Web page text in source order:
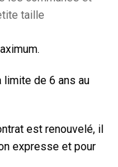
taille
.
limite de 6 ans au
est renouvelé, il
expresse et pour